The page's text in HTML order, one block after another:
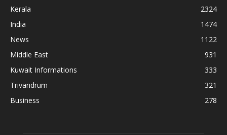
Kerala
2324
India
1474
News
1122
Middle East
931
Kuwait Informations
333
Trivandrum
321
Business
278